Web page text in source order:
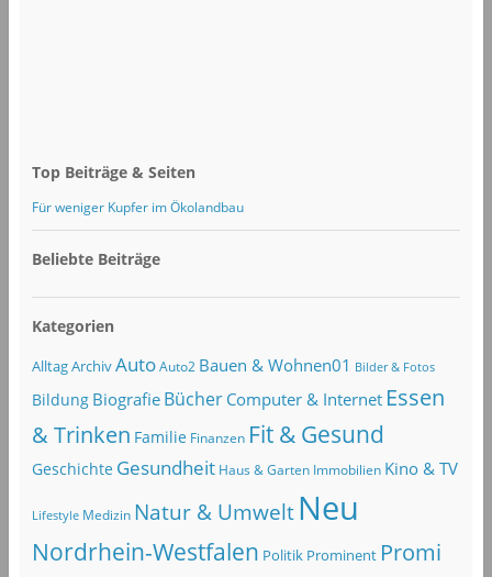
Top Beiträge & Seiten
Für weniger Kupfer im Ökolandbau
Beliebte Beiträge
Kategorien
AlltagArchivAuto Auto2 Bauen & Wohnen01 Bilder & Fotos
Bildung Biografie Bücher Computer & Internet Essen
& Trinken Familie Finanzen Fit & Gesund
Geschichte Gesundheit Haus & Garten Immobilien Kino & TV
Lifestyle Medizin Natur & Umwelt Neu
Nordrhein-Westfalen Politik Prominent Promi